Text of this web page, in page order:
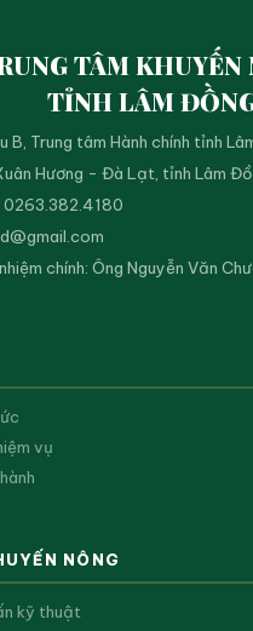
TÂM KHUYẾN
TỈNH LÂM
B, Trung tâm Hành chính tỉnh
Hương - Đà Lạt, tỉnh Lâm
chính: Ông Nguyễn Văn
vụ
NÔNG
kỹ thuật